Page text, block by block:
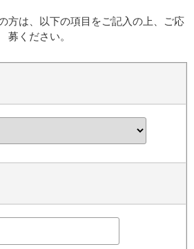
方は、以下の項目をご記入の上、ご応
募ください。